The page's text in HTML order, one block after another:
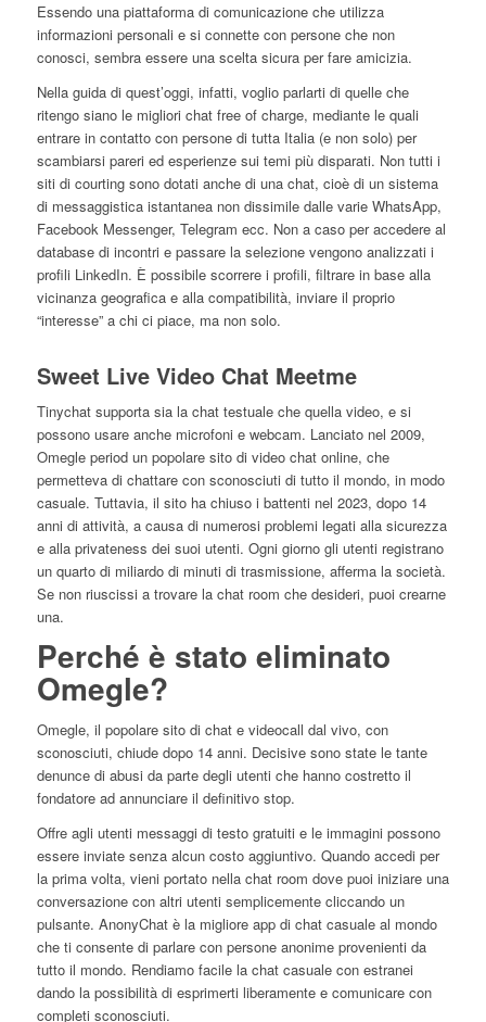
Essendo una piattaforma di comunicazione che utilizza
informazioni personali e si connette con persone che non
conosci, sembra essere una scelta sicura per fare amicizia.
Nella guida di quest’oggi, infatti, voglio parlarti di quelle che
ritengo siano le migliori chat free of charge, mediante le quali
entrare in contatto con persone di tutta Italia (e non solo) per
scambiarsi pareri ed esperienze sui temi più disparati. Non tutti i
siti di courting sono dotati anche di una chat, cioè di un sistema
di messaggistica istantanea non dissimile dalle varie WhatsApp,
Facebook Messenger, Telegram ecc. Non a caso per accedere al
database di incontri e passare la selezione vengono analizzati i
profili LinkedIn. È possibile scorrere i profili, filtrare in base alla
vicinanza geografica e alla compatibilità, inviare il proprio
“interesse” a chi ci piace, ma non solo.
Sweet Live Video Chat Meetme
Tinychat supporta sia la chat testuale che quella video, e si
possono usare anche microfoni e webcam. Lanciato nel 2009,
Omegle period un popolare sito di video chat online, che
permetteva di chattare con sconosciuti di tutto il mondo, in modo
casuale. Tuttavia, il sito ha chiuso i battenti nel 2023, dopo 14
anni di attività, a causa di numerosi problemi legati alla sicurezza
e alla privateness dei suoi utenti. Ogni giorno gli utenti registrano
un quarto di miliardo di minuti di trasmissione, afferma la società.
Se non riuscissi a trovare la chat room che desideri, puoi crearne
una.
Perché è stato eliminato
Omegle?
Omegle, il popolare sito di chat e videocall dal vivo, con
sconosciuti, chiude dopo 14 anni. Decisive sono state le tante
denunce di abusi da parte degli utenti che hanno costretto il
fondatore ad annunciare il definitivo stop.
Offre agli utenti messaggi di testo gratuiti e le immagini possono
essere inviate senza alcun costo aggiuntivo. Quando accedi per
la prima volta, vieni portato nella chat room dove puoi iniziare una
conversazione con altri utenti semplicemente cliccando un
pulsante. AnonyChat è la migliore app di chat casuale al mondo
che ti consente di parlare con persone anonime provenienti da
tutto il mondo. Rendiamo facile la chat casuale con estranei
dando la possibilità di esprimerti liberamente e comunicare con
completi sconosciuti.